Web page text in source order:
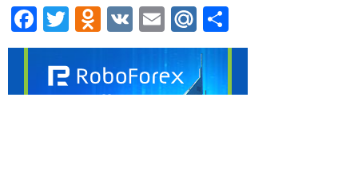
Facebook
Twitter
Odnoklassniki
VK EmailMail.Ru